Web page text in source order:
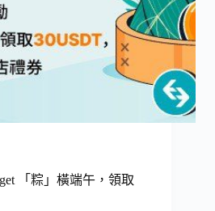
「粽」橫端午，領取